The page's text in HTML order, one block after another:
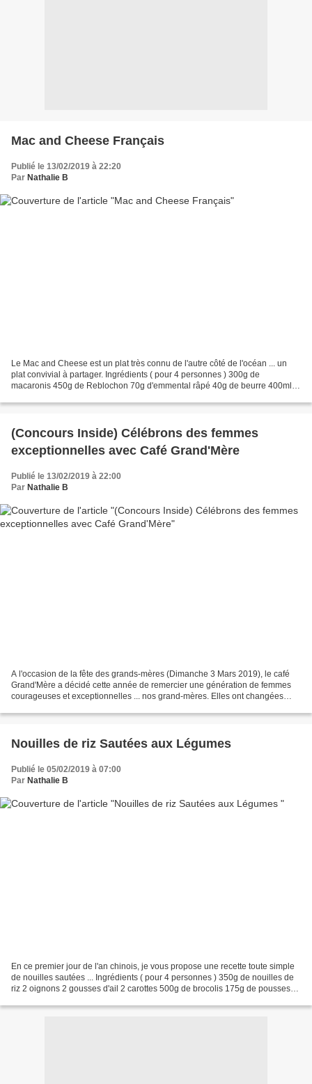
Mac and Cheese Français
Publié le 13/02/2019 à 22:20
Par Nathalie B
Le Mac and Cheese est un plat très connu de l'autre côté de l'océan ... un
plat convivial à partager. Ingrédients ( pour 4 personnes ) 300g de
macaronis 450g de Reblochon 70g d'emmental râpé 40g de beurre 400ml
(Concours Inside) Célébrons des femmes
exceptionnelles avec Café Grand'Mère
Publié le 13/02/2019 à 22:00
Par Nathalie B
A l'occasion de la fête des grands-mères (Dimanche 3 Mars 2019), le café
Grand'Mère a décidé cette année de remercier une génération de femmes
courageuses et exceptionnelles ... nos grand-mères. Elles ont changées
Nouilles de riz Sautées aux Légumes
Publié le 05/02/2019 à 07:00
Par Nathalie B
En ce premier jour de l'an chinois, je vous propose une recette toute simple
de nouilles sautées ... Ingrédients ( pour 4 personnes ) 350g de nouilles de
riz 2 oignons 2 gousses d'ail 2 carottes 500g de brocolis 175g de pousses